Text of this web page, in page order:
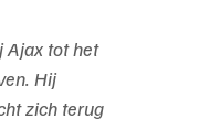
Ajax tot het
Hij
zich terug